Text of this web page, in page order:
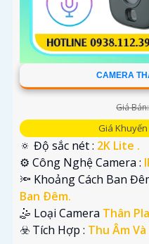
CAMERA
Giá
Giá Khuyến
🔅 Độ sắc nét : 2K Lite .
⚙ Công Nghệ Camera :
🔦 Khoảng Cách Ban
Ban Ðêm.
🤹 Loại Camera Thân
️☣️ Tích Hợp : Thu Âm Và